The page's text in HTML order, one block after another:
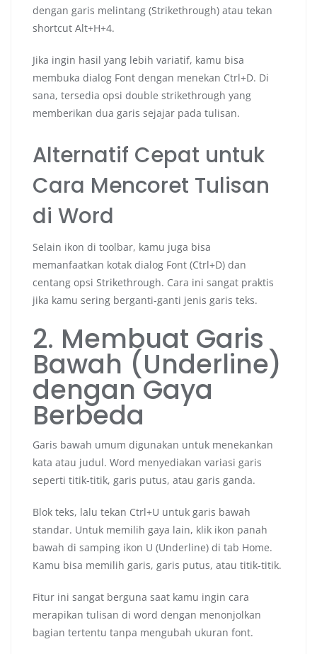
dengan garis melintang (Strikethrough) atau tekan
shortcut Alt+H+4.
Jika ingin hasil yang lebih variatif, kamu bisa
membuka dialog Font dengan menekan Ctrl+D. Di
sana, tersedia opsi double strikethrough yang
memberikan dua garis sejajar pada tulisan.
Alternatif Cepat untuk
Cara Mencoret Tulisan
di Word
Selain ikon di toolbar, kamu juga bisa
memanfaatkan kotak dialog Font (Ctrl+D) dan
centang opsi Strikethrough. Cara ini sangat praktis
jika kamu sering berganti-ganti jenis garis teks.
2. Membuat Garis
Bawah (Underline)
dengan Gaya
Berbeda
Garis bawah umum digunakan untuk menekankan
kata atau judul. Word menyediakan variasi garis
seperti titik-titik, garis putus, atau garis ganda.
Blok teks, lalu tekan Ctrl+U untuk garis bawah
standar. Untuk memilih gaya lain, klik ikon panah
bawah di samping ikon U (Underline) di tab Home.
Kamu bisa memilih garis, garis putus, atau titik-titik.
Fitur ini sangat berguna saat kamu ingin cara
merapikan tulisan di word dengan menonjolkan
bagian tertentu tanpa mengubah ukuran font.